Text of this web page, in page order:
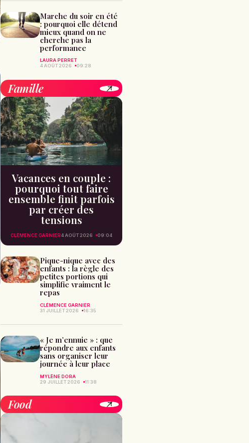
Marche du soir en été
: pourquoi elle détend
mieux quand on ne
cherche pas la
performance
LAURA PERRET
4 AOÛT 2026
09:28
Famille
Vacances en couple :
pourquoi tout faire
ensemble finit parfois
par créer des
tensions
CLÉMENCE GARNIER4 AOÛT 2026 09:04
Pique-nique avec des
enfants : la règle des
petites portions qui
simplifie vraiment le
repas
CLÉMENCE GARNIER
31 JUILLET 2026
16:35
« Je m’ennuie » : que
répondre aux enfants
sans organiser leur
journée à leur place
MYLÈNE DORA
29 JUILLET 2026
11:38
Food